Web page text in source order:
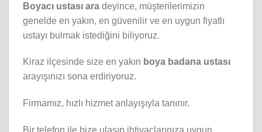
Boyacı ustası ara deyince, müşterilerimizin
genelde en yakın, en güvenilir ve en uygun fiyatlı
ustayı bulmak istediğini biliyoruz.
Kiraz ilçesinde size en yakın boya badana ustası
arayışınızı sona erdiriyoruz.
Firmamız, hızlı hizmet anlayışıyla tanınır.
Bir telefon ile bize ulaşıp ihtiyaçlarınıza uygun